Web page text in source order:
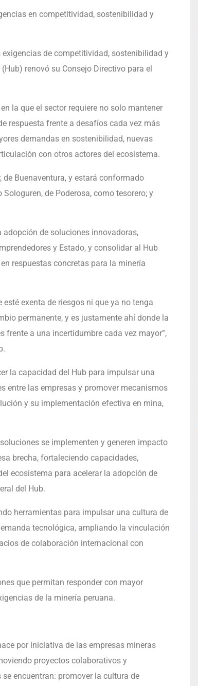
en competitividad, sostenibilidad y
de competitividad, sostenibilidad y
renovó su Consejo Directivo para el
la que el sector requiere no solo mantener
respuesta frente a desafíos cada vez más
demandas en sostenibilidad, nuevas
con otros actores del ecosistema.
de Buenaventura, y estará conformado
de Poderosa, como tesorero; y
adopción de soluciones innovadoras,
y Estado, y consolidar al Hub
respuestas concretas para la minería
exenta de riesgos ni que ya no tenga
permanente, y es justamente ahí donde la
frente a una incertidumbre cada vez mayor”,
la capacidad del Hub para impulsar una
entre las empresas y promover mecanismos
y su implementación efectiva en mina,
se implementen y generen impacto
brecha, fortaleciendo capacidades,
ecosistema para acelerar la adopción de
del Hub.
herramientas para impulsar una cultura de
tecnológica, ampliando la vinculación
de colaboración internacional con
que permitan responder con mayor
de la minería peruana.
por iniciativa de las empresas mineras
proyectos colaborativos y
encuentran: promover la cultura de